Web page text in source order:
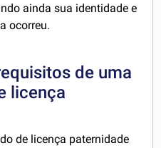
ainda sua identidade e
ocorreu.
de uma
licença
de licença paternidade